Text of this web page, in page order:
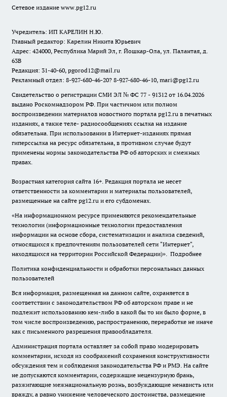
Сетевое издание www.pg12.ru
Учредитель: ИП КАРЕЛИН Н.Ю.
Главный редактор: Карелин Никита Юрьевич
Адрес: 424000, Республика Марий Эл, г. Йошкар-Ола, ул. Палантая, д.
63В
Редакция: 31-40-60, pgorod12@mail.ru
Рекламный отдел: 8-927-680-46-20? 8-927-680-46-10, mari@pg12.ru
Свидетельство о регистрации СМИ ЭЛ № ФС 77 - 91312 от 16.04.2026
выдано Роскомнадзором РФ. При частичном или полном
воспроизведении материалов новостного портала pg12.ru в печатных
изданиях, а также теле- радиосообщениях ссылка на издание
обязательна. При использовании в Интернет-изданиях прямая
гиперссылка на ресурс обязательна, в противном случае будут
применены нормы законодательства РФ об авторских и смежных
правах.
Возрастная категория сайта 16+. Редакция портала не несет
ответственности за комментарии и материалы пользователей,
размещенные на сайте pg12.ru и его субдоменах.
«На информационном ресурсе применяются рекомендательные
технологии (информационные технологии предоставления
информации на основе сбора, систематизации и анализа сведений,
относящихся к предпочтениям пользователей сети "Интернет",
находящихся на территории Российской Федерации)». Подробнее
Политика конфиденциальности и обработки персональных данных
пользователей
Вся информация, размещенная на данном сайте, охраняется в
соответствии с законодательством РФ об авторском праве и не
подлежит использованию кем-либо в какой бы то ни было форме, в
том числе воспроизведению, распространению, переработке не иначе
как с письменного разрешения правообладателя.
Администрация портала оставляет за собой право модерировать
комментарии, исходя из соображений сохранения конструктивности
обсуждения тем и соблюдения законодательства РФ и РМЭ. На сайте
не допускаются комментарии, содержащие нецензурную брань,
разжигающие межнациональную рознь, возбуждающие ненависть или
вражду, а равно унижение человеческого достоинства, размещение